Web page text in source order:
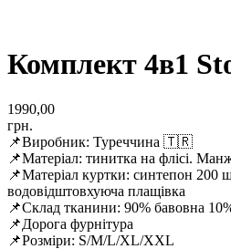
Комплект 4в1
1990,00
грн.
📌Виробник: Туреччина 🇹🇷
📌Матеріал: тинитка на флісі.
📌Матеріал куртки: синтепон 200
водовідштовхуюча плащівка
📌Склад тканини: 90% бавовна
📌Дорога фурнітура
📌Розміри: S/M/L/XL/XXL